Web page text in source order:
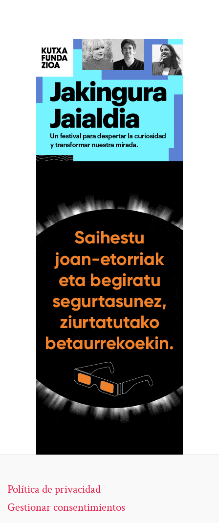
Política de privacidad
Gestionar consentimientos